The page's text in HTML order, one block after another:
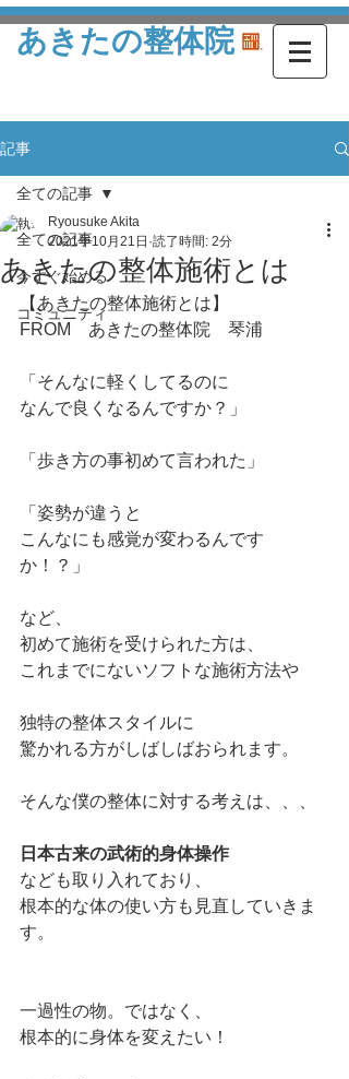
あきたの整体院
記事
全ての記事
今すぐ始める
コミュニティ
全ての記事
あきたの整体施術とは
Ryousuke Akita
2021年10月21日 読了時間: 2分
【あきたの整体施術とは】
FROM　あきたの整体院　琴浦
「そんなに軽くしてるのに
なんで良くなるんですか？」
「歩き方の事初めて言われた」
「姿勢が違うと
こんなにも感覚が変わるんです
か！？」
など、
初めて施術を受けられた方は、
これまでにないソフトな施術方法や
独特の整体スタイルに
驚かれる方がしばしばおられます。
そんな僕の整体に対する考えは、、、
日本古来の武術的身体操作
なども取り入れており、
根本的な体の使い方も見直していきま
す。
一過性の物。ではなく、
根本的に身体を変えたい！